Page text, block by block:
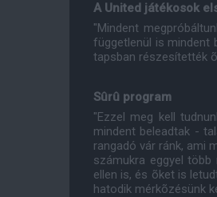
A United játékosok
"Mindent
függetlenül is mindent
tapsban részesítették
Sûrû program
"Ezzel meg kell
mindent beleadtak -
rangadó vár ránk, ami
számukra eggyel
ellen is, és õket is
hatodik mérkõzésünk